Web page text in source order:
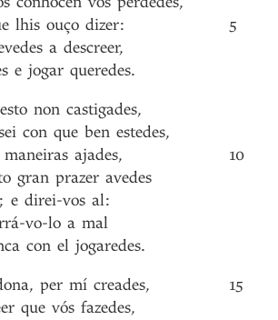
lhis ouço dizer:
a descreer,
e jogar queredes.
non castigades,
con que ben estedes,
maneiras ajades,
gran prazer avedes
; e direi-vos al:
vo-lo a mal
con el jogaredes.
, per mí creades,
que vós fazedes,
5
10
15